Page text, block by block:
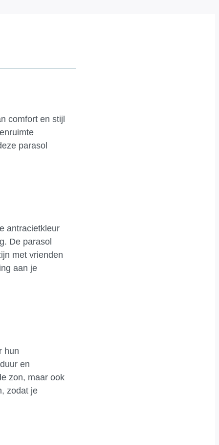
comfort en stijl
parasol
antracietkleur
De parasol
met vrienden
aan je
hun
en
zon, maar ook
zodat je